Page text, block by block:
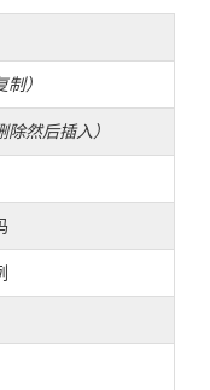
制）
除然后插入）